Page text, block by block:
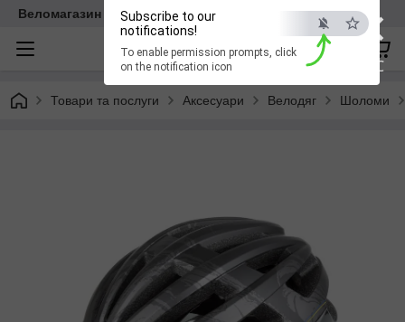
×
ESC
Subscribe to our
notifications!
To enable permission prompts, click
on the notification icon
Веломагазин EasyBike
Товари та послуги Аксесуари Велодяг Шоломи